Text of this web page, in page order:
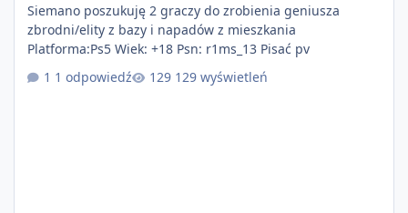
Siemano poszukuję 2 graczy do zrobienia geniusza
zbrodni/elity z bazy i napadów z mieszkania
Platforma:Ps5 Wiek: +18 Psn: r1ms_13 Pisać pv
1 odpowiedź
129 wyświetleń